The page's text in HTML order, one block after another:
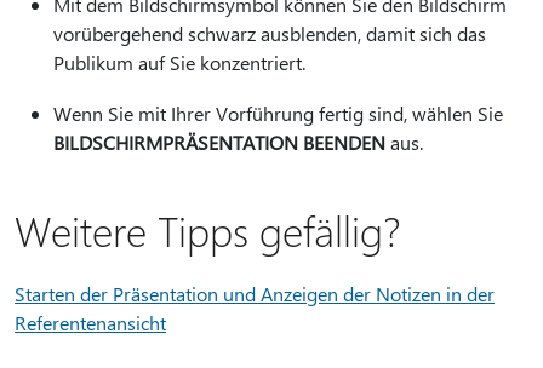
vorübergehend schwarz ausblenden, damit sich das
Publikum auf Sie konzentriert.
Wenn Sie mit Ihrer Vorführung fertig sind, wählen Sie
BILDSCHIRMPRÄSENTATION BEENDENaus.
Weitere Tipps gefällig?
Starten der Präsentation und Anzeigen der Notizen in der
Referentenansicht